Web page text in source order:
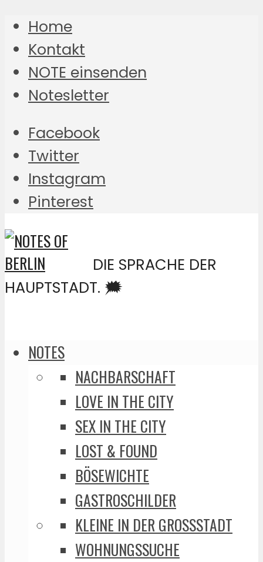
Home
Kontakt
NOTE einsenden
Notesletter
Facebook
Twitter
Instagram
Pinterest
DIE SPRACHE DER
HAUPTSTADT. 🗯️
NOTES
NACHBARSCHAFT
LOVE IN THE CITY
SEX IN THE CITY
LOST & FOUND
BÖSEWICHTE
GASTROSCHILDER
KLEINE IN DER GROSSSTADT
WOHNUNGSSUCHE